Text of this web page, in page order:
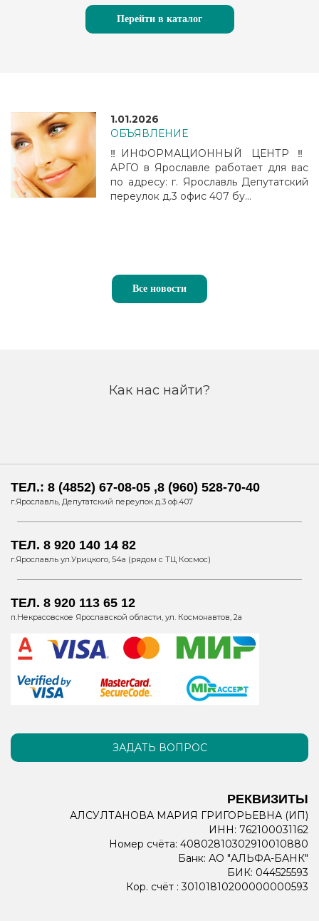
Перейти в каталог
1.01.2026
ОБЪЯВЛЕНИЕ
‼️ИНФОРМАЦИОННЫЙ ЦЕНТР ‼️
АРГО в Ярославле работает для вас
по адресу: г. Ярославль Депутатский
переулок д.3 офис 407 бу...
Все новости
Как нас найти?
ТЕЛ.: 8 (4852) 67-08-05 ,8 (960) 528-70-40
г.Ярославль, Депутатский переулок д.3 оф.407
ТЕЛ. 8 920 140 14 82
г.Ярославль ул.Урицкого, 54а (рядом с ТЦ Космос)
ТЕЛ. 8 920 113 65 12
п.Некрасовское Ярославской области, ул. Космонавтов, 2а
ЗАДАТЬ ВОПРОС
РЕКВИЗИТЫ
АЛСУЛТАНОВА МАРИЯ ГРИГОРЬЕВНА (ИП)
ИНН: 762100031162
Номер счёта: 40802810302910010880
Банк: АО "АЛЬФА-БАНК"
БИК: 044525593
Кор. счёт : 30101810200000000593